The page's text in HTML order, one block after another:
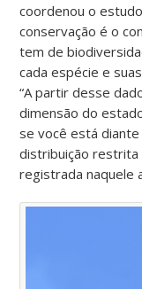
coordenou o
conservação é o
tem de
cada espécie e
“A partir desse
dimensão do
se você está
distribuição restrita
registrada naquele